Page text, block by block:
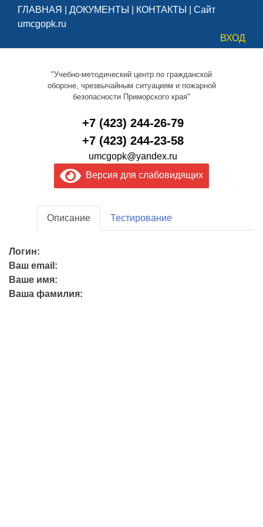
ГЛАВНАЯ ДОКУМЕНТЫ КОНТАКТЫ
Сайт
umcgopk.ru
ВХОД
"Учебно-методический центр по гражданской
обороне, чрезвычайным ситуациям и пожарной
безопасности Приморского края"
+7 (423) 244-26-79
+7 (423) 244-23-58
umcgopk@yandex.ru
Версия для слабовидящих
Описание Тестирование
Логин:
Ваш email:
Ваше имя:
Ваша фамилия: